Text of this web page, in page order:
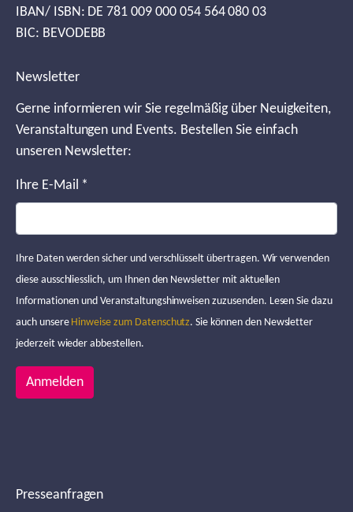
IBAN/ ISBN: DE 781 009 000 054 564 080 03
BIC: BEVODEBB
Newsletter
Gerne informieren wir Sie regelmäßig über Neuigkeiten,
Veranstaltungen und Events. Bestellen Sie einfach
unseren Newsletter:
Ihre E-Mail *
Ihre Daten werden sicher und verschlüsselt übertragen. Wir verwenden
diese ausschliesslich, um Ihnen den Newsletter mit aktuellen
Informationen und Veranstaltungshinweisen zuzusenden. Lesen Sie dazu
auch unsere Hinweise zum Datenschutz. Sie können den Newsletter
jederzeit wieder abbestellen.
Anmelden
Presseanfragen